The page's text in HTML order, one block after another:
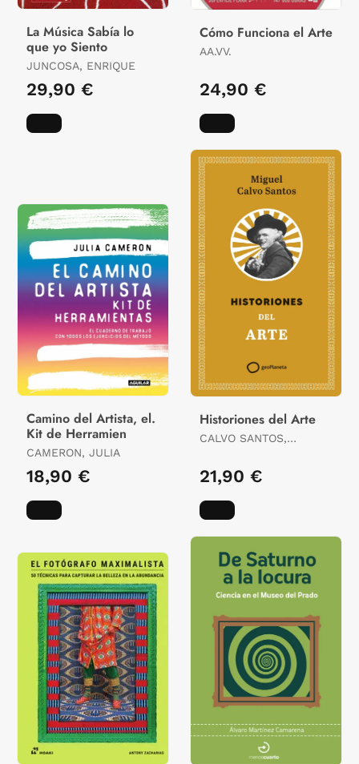
La Música Sabía lo
que yo Siento
JUNCOSA, ENRIQUE
29,90 €
Cómo Funciona el Arte
AA.VV.
24,90 €
Camino del Artista, el.
Kit de Herramien
CAMERON, JULIA
18,90 €
Historiones del Arte
CALVO SANTOS,
21,90 €